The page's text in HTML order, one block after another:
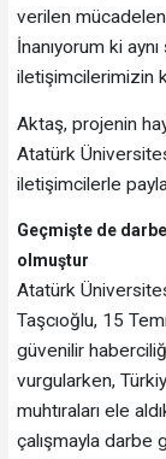
verilen
İnanıyorum ki
iletişimcilerimizin
Aktaş, projenin
Atatürk
iletişimcilerle
Geçmişte de
olmuştur
Atatürk
Taşcıoğlu, 15
güvenilir
vurgularken,
muhtıraları ele
çalışmayla darbe